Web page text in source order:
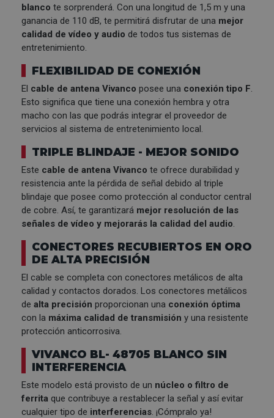
blanco te sorprenderá. Con una longitud de 1,5 m y una
ganancia de 110 dB, te permitirá disfrutar de una mejor
calidad de vídeo y audio de todos tus sistemas de
entretenimiento.
FLEXIBILIDAD DE CONEXIÓN
El cable de antena Vivanco posee una conexión tipo F.
Esto significa que tiene una conexión hembra y otra
macho con las que podrás integrar el proveedor de
servicios al sistema de entretenimiento local.
TRIPLE BLINDAJE - MEJOR SONIDO
Este cable de antena Vivanco te ofrece durabilidad y
resistencia ante la pérdida de señal debido al triple
blindaje que posee como protección al conductor central
de cobre. Así, te garantizará mejor resolución de las
señales de vídeo y mejorarás la calidad del audio.
CONECTORES RECUBIERTOS EN ORO
DE ALTA PRECISIÓN
El cable se completa con conectores metálicos de alta
calidad y contactos dorados. Los conectores metálicos
de alta precisión proporcionan una conexión óptima
con la máxima calidad de transmisión y una resistente
protección anticorrosiva.
VIVANCO BL- 48705 BLANCO SIN
INTERFERENCIA
Este modelo está provisto de un núcleo o filtro de
ferrita que contribuye a restablecer la señal y así evitar
cualquier tipo de interferencias. ¡Cómpralo ya!